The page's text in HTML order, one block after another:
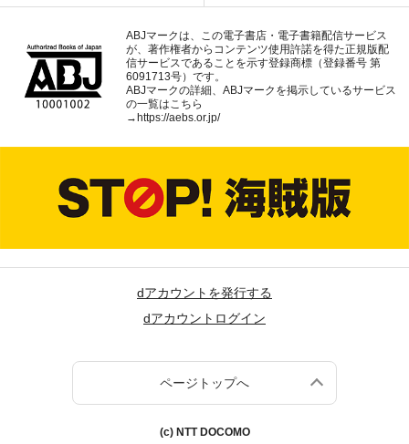
ABJマークは、この電子書店・電子書籍配信サービス
が、著作権者からコンテンツ使用許諾を得た正規版配
信サービスであることを示す登録商標（登録番号 第
6091713号）です。
ABJマークの詳細、ABJマークを掲示しているサービス
の一覧はこちら
→https://aebs.or.jp/
dアカウントを発行する
dアカウントログイン
ページトップへ
(c) NTT DOCOMO